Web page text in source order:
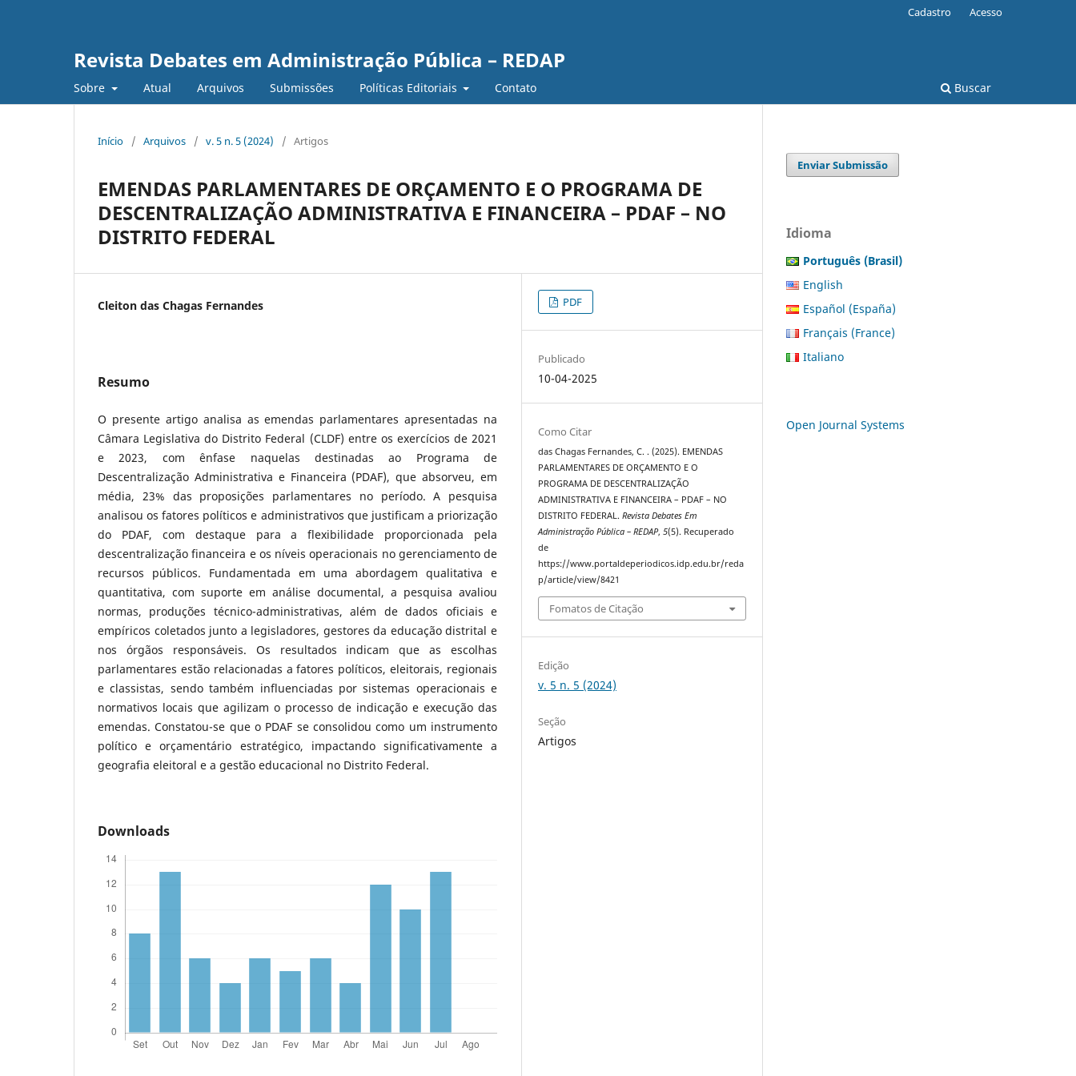
Revista Debates em Administração Pública – REDAP
Sobre Atual Arquivos Submissões Políticas Editoriais Contato Buscar
Cadastro Acesso
Início / Arquivos / v. 5 n. 5 (2024) / Artigos
EMENDAS PARLAMENTARES DE ORÇAMENTO E O PROGRAMA DE
DESCENTRALIZAÇÃO ADMINISTRATIVA E FINANCEIRA – PDAF – NO
DISTRITO FEDERAL
Cleiton das Chagas Fernandes
Resumo
O presente artigo analisa as emendas parlamentares apresentadas na
Câmara Legislativa do Distrito Federal (CLDF) entre os exercícios de 2021
e 2023, com ênfase naquelas destinadas ao Programa de
Descentralização Administrativa e Financeira (PDAF), que absorveu, em
média, 23% das proposições parlamentares no período. A pesquisa
analisou os fatores políticos e administrativos que justificam a priorização
do PDAF, com destaque para a flexibilidade proporcionada pela
descentralização financeira e os níveis operacionais no gerenciamento de
recursos públicos. Fundamentada em uma abordagem qualitativa e
quantitativa, com suporte em análise documental, a pesquisa avaliou
normas, produções técnico-administrativas, além de dados oficiais e
empíricos coletados junto a legisladores, gestores da educação distrital e
nos órgãos responsáveis. Os resultados indicam que as escolhas
parlamentares estão relacionadas a fatores políticos, eleitorais, regionais
e classistas, sendo também influenciadas por sistemas operacionais e
normativos locais que agilizam o processo de indicação e execução das
emendas. Constatou-se que o PDAF se consolidou como um instrumento
político e orçamentário estratégico, impactando significativamente a
geografia eleitoral e a gestão educacional no Distrito Federal.
Downloads
PDF
Publicado
10-04-2025
Como Citar
das Chagas Fernandes, C. . (2025). EMENDAS
PARLAMENTARES DE ORÇAMENTO E O
PROGRAMA DE DESCENTRALIZAÇÃO
ADMINISTRATIVA E FINANCEIRA – PDAF – NO
DISTRITO FEDERAL.Revista Debates Em
Administração Pública – REDAP,5(5). Recuperado
de
https://www.portaldeperiodicos.idp.edu.br/reda
p/article/view/8421
Fomatos de Citação
Edição
v. 5 n. 5 (2024)
Seção
Artigos
Enviar Submissão
Idioma
Português (Brasil)
English
Español (España)
Français (France)
Italiano
Open Journal Systems